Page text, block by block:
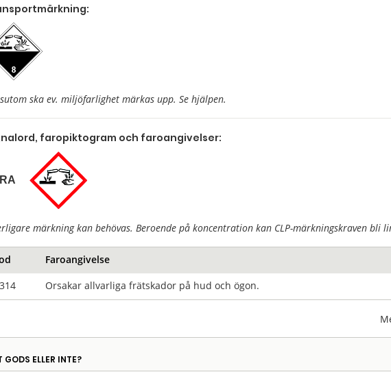
ska ev. miljöfarlighet märkas upp. Se hjälpen.
faropiktogram och faroangivelser:
märkning kan behövas. Beroende på koncentration kan CLP-märkningskraven bli
Faroangivelse
Orsakar allvarliga frätskador på hud och ögon.
GODS ELLER INTE?